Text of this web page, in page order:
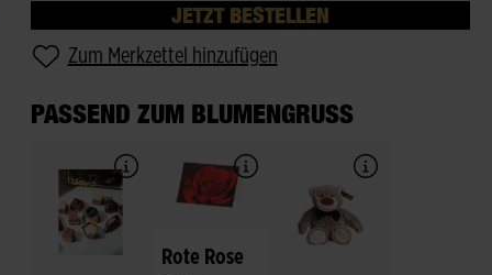
JETZT BESTELLEN
Zum Merkzettel hinzufügen
PASSEND ZUM BLUMENGRUSS
Rote Rose